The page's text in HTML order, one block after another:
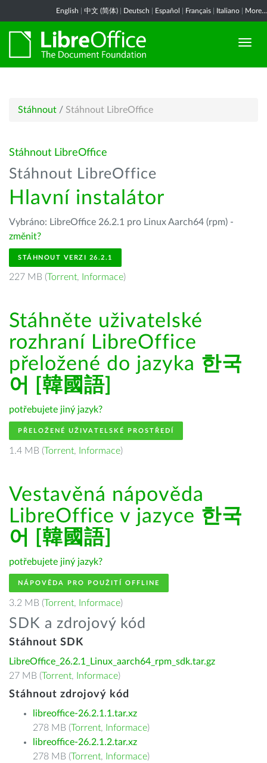
English 中文 (简体) Deutsch Español Français Italiano More...
Stáhnout / Stáhnout LibreOffice
Stáhnout LibreOffice
Stáhnout LibreOffice
Hlavní instalátor
Vybráno: LibreOffice 26.2.1 pro Linux Aarch64 (rpm) -
změnit?
STÁHNOUT VERZI 26.2.1
227 MB (Torrent, Informace)
Stáhněte uživatelské
rozhraní LibreOffice
přeložené do jazyka 한국
어 [韓國語]
potřebujete jiný jazyk?
PŘELOŽENÉ UŽIVATELSKÉ PROSTŘEDÍ
1.4 MB (Torrent, Informace)
Vestavěná nápověda
LibreOffice v jazyce 한국
어 [韓國語]
potřebujete jiný jazyk?
NÁPOVĚDA PRO POUŽITÍ OFFLINE
3.2 MB (Torrent, Informace)
SDK a zdrojový kód
Stáhnout SDK
LibreOffice_26.2.1_Linux_aarch64_rpm_sdk.tar.gz
27 MB (Torrent, Informace)
Stáhnout zdrojový kód
libreoffice-26.2.1.1.tar.xz
278 MB (Torrent, Informace)
libreoffice-26.2.1.2.tar.xz
278 MB (Torrent, Informace)